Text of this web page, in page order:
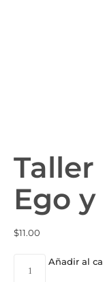
Ego
$11.00
Añadir al